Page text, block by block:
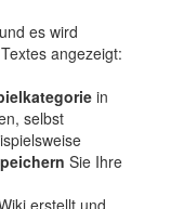
es wird
angezeigt:
in
selbst
Sie Ihre
erstellt und